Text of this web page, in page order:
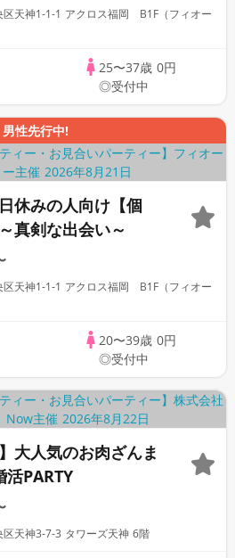
区天神1-1-1 アクロス福岡 B1F（フィオー
25〜37歳 0円
◎受付中
男性先行中!
休みの人向け【個
真剣な出会い～
区天神1-1-1 アクロス福岡 B1F（フィオー
20〜39歳 0円
◎受付中
大人気のお肉ざんま
PARTY
天神3-7-3 タワーズ天神 6階